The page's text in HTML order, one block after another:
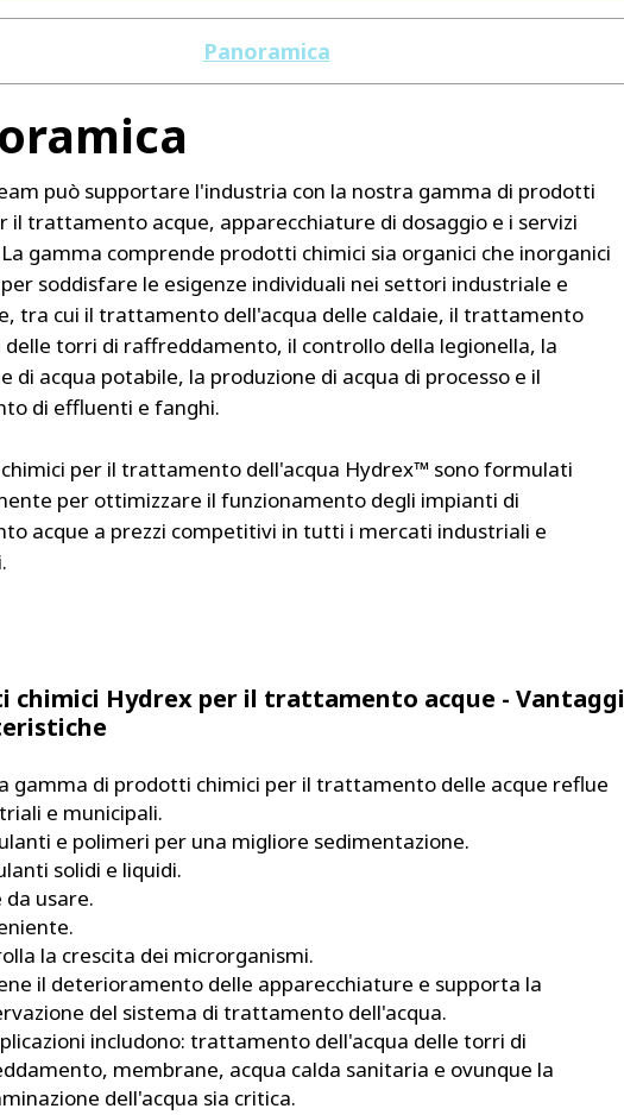
Panoramica
può supportare l'industria con la nostra gamma di prodotti
il trattamento acque, apparecchiature di dosaggio e i servizi
gamma comprende prodotti chimici sia organici che inorganici
soddisfare le esigenze individuali nei settori industriale e
tra cui il trattamento dell'acqua delle caldaie, il trattamento
delle torri di raffreddamento, il controllo della legionella, la
di acqua potabile, la produzione di acqua di processo e il
di effluenti e fanghi.
per il trattamento dell'acqua Hydrex™ sono formulati
per ottimizzare il funzionamento degli impianti di
acque a prezzi competitivi in ​​tutti i mercati industriali e
chimici Hydrex per il trattamento acque - Vantaggi
gamma di prodotti chimici per il trattamento delle acque reflue
e municipali.
e polimeri per una migliore sedimentazione.
solidi e liquidi.
da usare.
la crescita dei microrganismi.
il deterioramento delle apparecchiature e supporta la
del sistema di trattamento dell'acqua.
includono: trattamento dell'acqua delle torri di
membrane, acqua calda sanitaria e ovunque la
dell'acqua sia critica.